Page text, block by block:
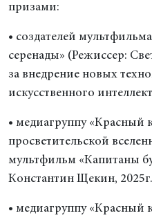
призами:
• создателей
серенады» (Режиссер:
за внедрение новых
искусственного
• медиагруппу «Красный
просветительской
мультфильм «Капитаны
Константин Щекин,
• медиагруппу «Красный